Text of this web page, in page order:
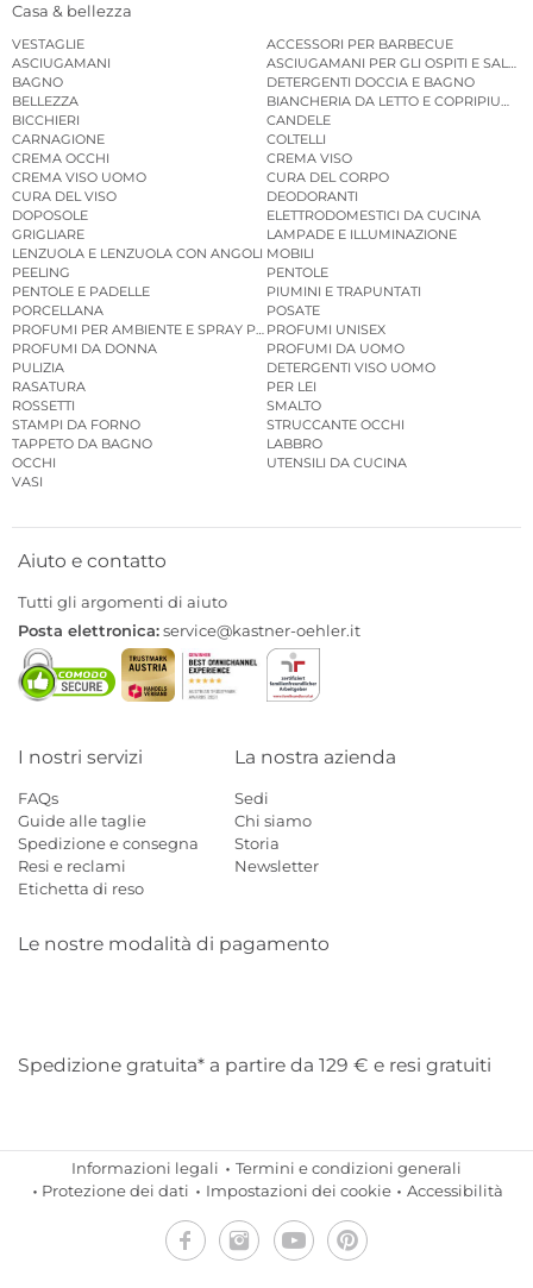
Casa & bellezza
VESTAGLIE
ACCESSORI PER BARBECUE
ASCIUGAMANI
ASCIUGAMANI PER GLI OSPITI E
BAGNO
DETERGENTI DOCCIA E BAGNO
BELLEZZA
BIANCHERIA DA LETTO E COPRIPIUMINI
BICCHIERI
CANDELE
CARNAGIONE
COLTELLI
CREMA OCCHI
CREMA VISO
CREMA VISO UOMO
CURA DEL CORPO
CURA DEL VISO
DEODORANTI
DOPOSOLE
ELETTRODOMESTICI DA CUCINA
GRIGLIARE
LAMPADE E ILLUMINAZIONE
LENZUOLA E LENZUOLA CON ANGOLI MOBILI
PEELING
PENTOLE
PENTOLE E PADELLE
PIUMINI E TRAPUNTATI
PORCELLANA
POSATE
PROFUMI PER AMBIENTE E SPRAY PER AMBIENTE
PROFUMI UNISEX
PROFUMI DA DONNA
PROFUMI DA UOMO
PULIZIA
DETERGENTI VISO UOMO
RASATURA
PER LEI
ROSSETTI
SMALTO
STAMPI DA FORNO
STRUCCANTE OCCHI
TAPPETO DA BAGNO
LABBRO
OCCHI
UTENSILI DA CUCINA
VASI
Aiuto e contatto
Tutti gli argomenti di aiuto
Posta elettronica:service@kastner-oehler.it
I nostri servizi
FAQs
Guide alle taglie
Spedizione e consegna
Resi e reclami
Etichetta di reso
La nostra azienda
Sedi
Chi siamo
Storia
Newsletter
Le nostre modalità di pagamento
Spedizione gratuita* a partire da 129 € e resi gratuiti
Informazioni legali
Termini e condizioni generali
Protezione dei dati
Impostazioni dei cookie Accessibilità